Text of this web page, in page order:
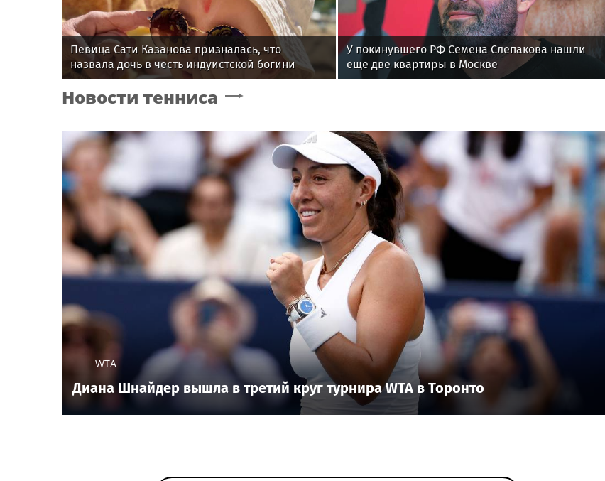
Певица Сати Казанова призналась, что
назвала дочь в честь индуистской богини
У покинувшего РФ Семена Слепакова нашли
еще две квартиры в Москве
Новости тенниса
WTA
Диана Шнайдер вышла в третий круг турнира WTA в Торонто